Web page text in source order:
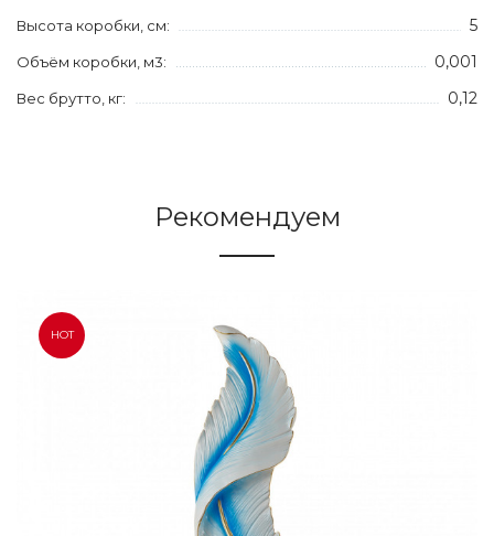
Высота коробки, см: 5
Объём коробки, м3: 0,001
Вес брутто, кг: 0,12
Рекомендуем
HOT